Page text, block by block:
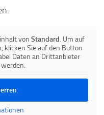
von Standard. Um auf
klicken Sie auf den Button
Daten an Drittanbieter